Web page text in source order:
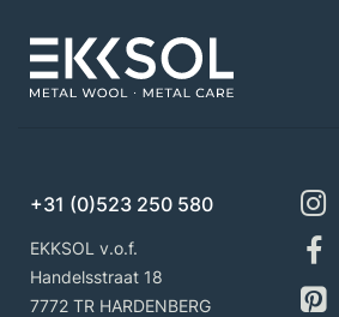
+31 (0)523 250 580
EKKSOL v.o.f.
Handelsstraat 18
7772 TR HARDENBERG